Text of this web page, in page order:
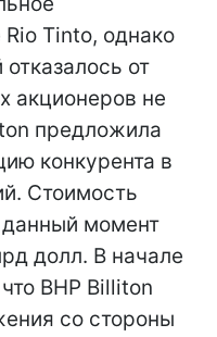
Tintо, однако
от
акционеров не
предложила
конкурента в
Стоимость
данный момент
долл. В начале
BHP Billiton
со стороны